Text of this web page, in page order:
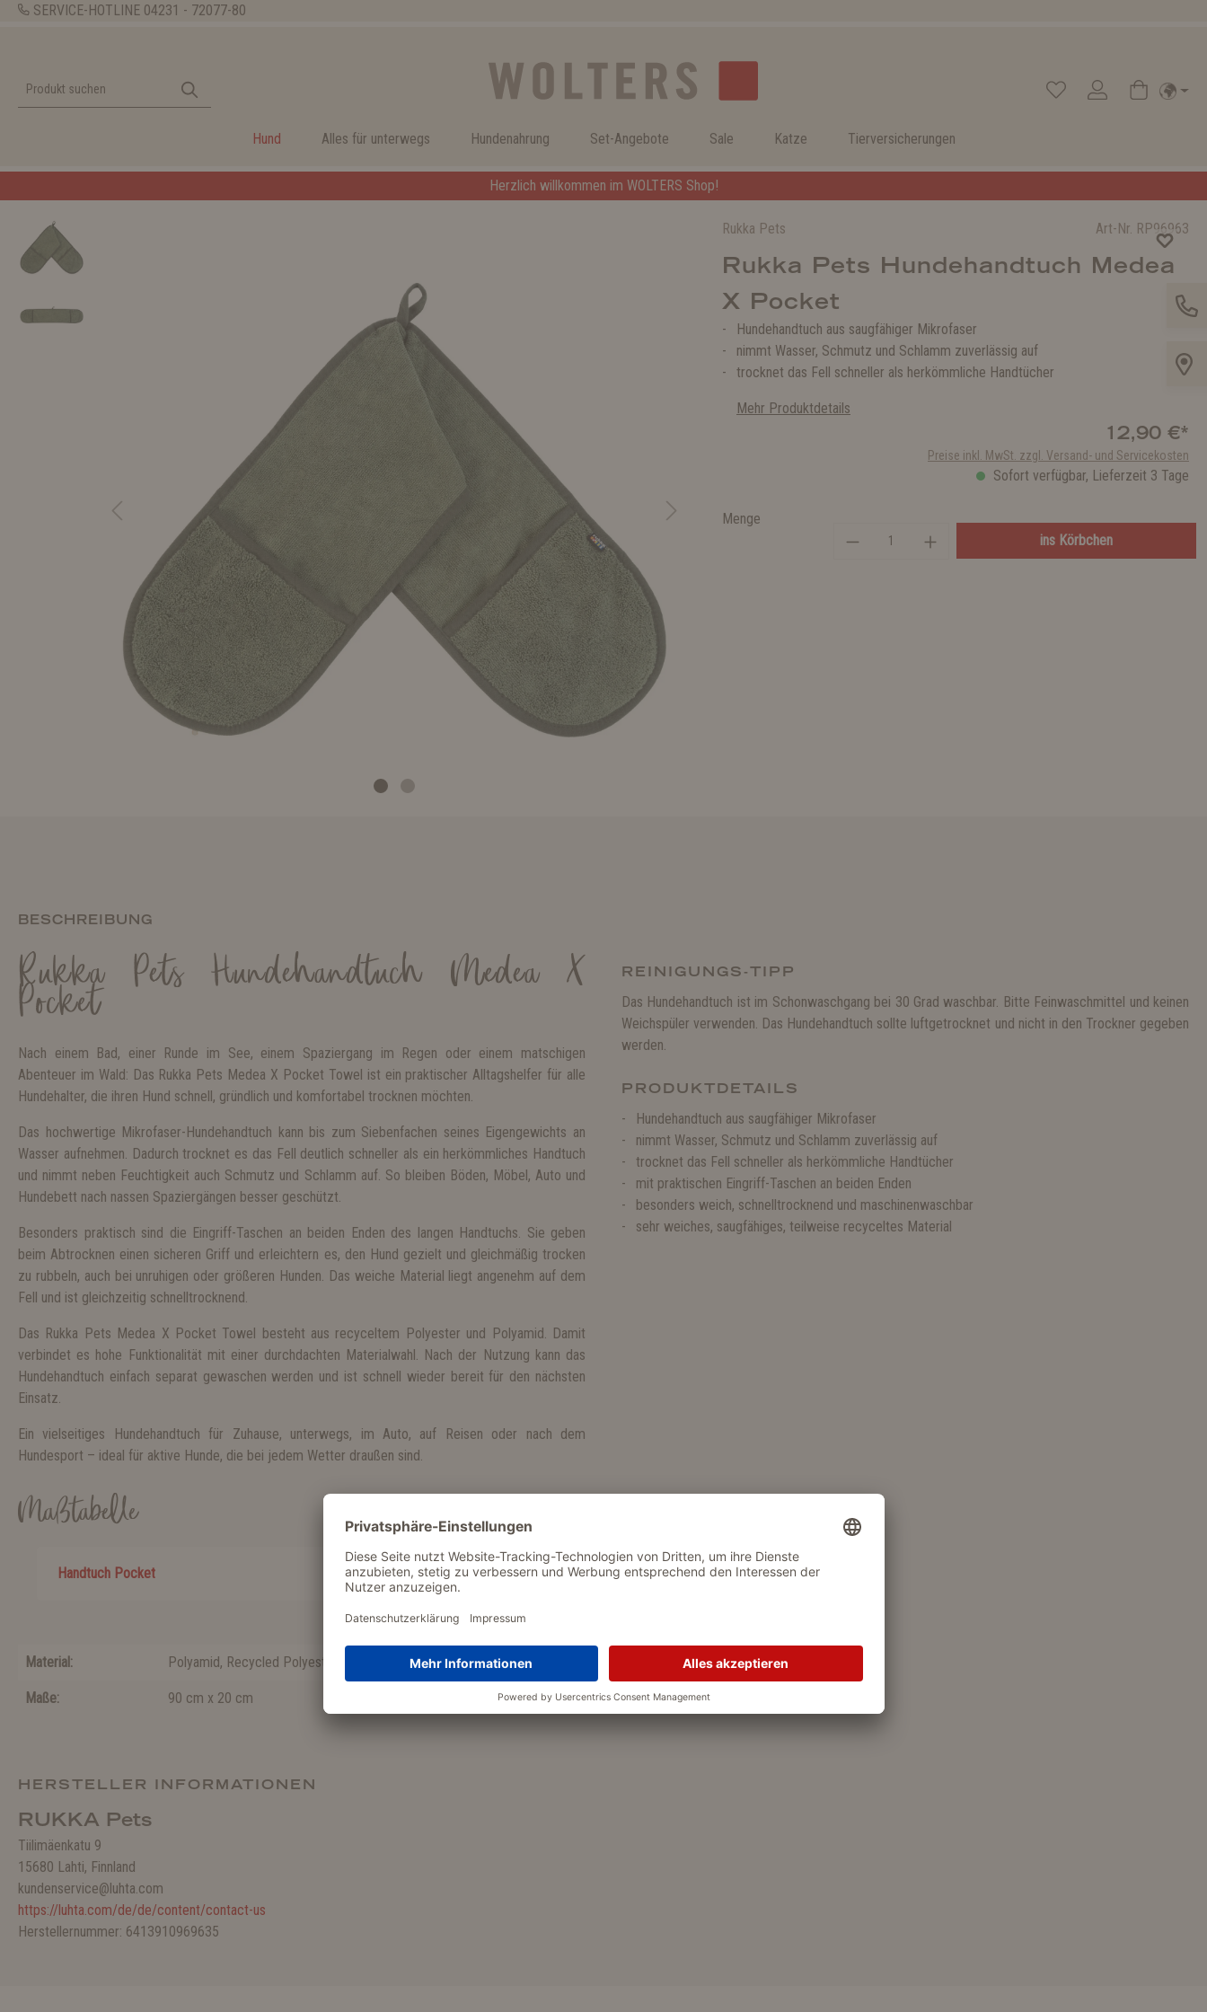
SERVICE-HOTLINE 04231 - 72077-80
Hund Alles für unterwegs Hundenahrung Set-Angebote Sale Katze Tierversicherungen
Herzlich willkommen im WOLTERS Shop!
Rukka Pets Art-Nr. RP96963
Rukka Pets Hundehandtuch Medea
X Pocket
Hundehandtuch aus saugfähiger Mikrofaser
nimmt Wasser, Schmutz und Schlamm zuverlässig auf
trocknet das Fell schneller als herkömmliche Handtücher
Mehr Produktdetails
12,90 €*
Preise inkl. MwSt. zzgl. Versand- und Servicekosten
Sofort verfügbar, Lieferzeit 3 Tage
Menge
ins Körbchen
BESCHREIBUNG
Rukka Pets Hundehandtuch Medea X
Pocket
Nach einem Bad, einer Runde im See, einem Spaziergang im Regen oder einem matschigen
Abenteuer im Wald: Das Rukka Pets Medea X Pocket Towel ist ein praktischer Alltagshelfer für alle
Hundehalter, die ihren Hund schnell, gründlich und komfortabel trocknen möchten.
Das hochwertige Mikrofaser-Hundehandtuch kann bis zum Siebenfachen seines Eigengewichts an
Wasser aufnehmen. Dadurch trocknet es das Fell deutlich schneller als ein herkömmliches Handtuch
und nimmt neben Feuchtigkeit auch Schmutz und Schlamm auf. So bleiben Böden, Möbel, Auto und
Hundebett nach nassen Spaziergängen besser geschützt.
Besonders praktisch sind die Eingriff-Taschen an beiden Enden des langen Handtuchs. Sie geben
beim Abtrocknen einen sicheren Griff und erleichtern es, den Hund gezielt und gleichmäßig trocken
zu rubbeln, auch bei unruhigen oder größeren Hunden. Das weiche Material liegt angenehm auf dem
Fell und ist gleichzeitig schnelltrocknend.
Das Rukka Pets Medea X Pocket Towel besteht aus recyceltem Polyester und Polyamid. Damit
verbindet es hohe Funktionalität mit einer durchdachten Materialwahl. Nach der Nutzung kann das
Hundehandtuch einfach separat gewaschen werden und ist schnell wieder bereit für den nächsten
Einsatz.
Ein vielseitiges Hundehandtuch für Zuhause, unterwegs, im Auto, auf Reisen oder nach dem
Hundesport – ideal für aktive Hunde, die bei jedem Wetter draußen sind.
Maßtabelle
Handtuch Pocket
Material: Polyamid, Recycled Polyester
Maße: 90 cm x 20 cm
HERSTELLER INFORMATIONEN
RUKKA Pets
Tiilimäenkatu 9
15680 Lahti, Finnland
kundenservice@luhta.com
https://luhta.com/de/de/content/contact-us
Herstellernummer: 6413910969635
REINIGUNGS-TIPP
Das Hundehandtuch ist im Schonwaschgang bei 30 Grad waschbar. Bitte Feinwaschmittel und keinen
Weichspüler verwenden. Das Hundehandtuch sollte luftgetrocknet und nicht in den Trockner gegeben
werden.
PRODUKTDETAILS
Hundehandtuch aus saugfähiger Mikrofaser
nimmt Wasser, Schmutz und Schlamm zuverlässig auf
trocknet das Fell schneller als herkömmliche Handtücher
mit praktischen Eingriff-Taschen an beiden Enden
besonders weich, schnelltrocknend und maschinenwaschbar
sehr weiches, saugfähiges, teilweise recyceltes Material